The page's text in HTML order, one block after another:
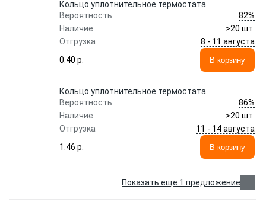
Кольцо уплотнительное термостата
Вероятность
82%
Наличие
>20 шт.
Отгрузка
8 - 11 августа
0.40 p.
В корзину
Кольцо уплотнительное термостата
Вероятность
86%
Наличие
>20 шт.
Отгрузка
11 - 14 августа
1.46 p.
В корзину
Показать еще 1 предложение